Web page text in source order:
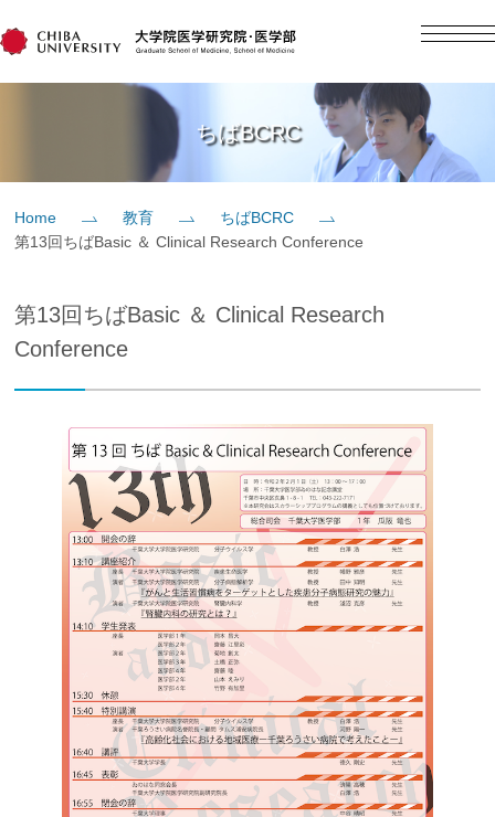
日本語
研究
入学案内
大学院志望の方医学部志望の方卒業生の方在学生・教員の方
お問い合わせ交通アクセス
ちばBCRC
Home 教育
ちばBCRC
第13回ちばBasic ＆ Clinical Research Conference
第13回ちばBasic ＆ Clinical Research
Conference